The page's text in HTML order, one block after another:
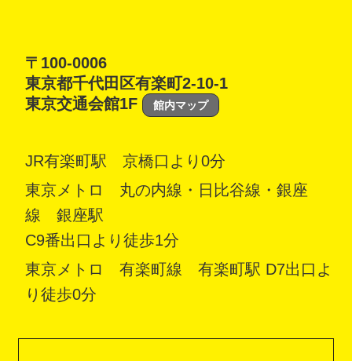
〒100-0006
東京都千代田区有楽町2-10-1
東京交通会館1F
館内マップ
JR有楽町駅 京橋口より0分
東京メトロ 丸の内線・日比谷線・銀座
線 銀座駅
C9番出口より徒歩1分
東京メトロ 有楽町線 有楽町駅 D7出口よ
り徒歩0分